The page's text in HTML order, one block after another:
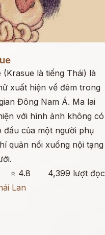
(Krasue là tiếng Thái) là
xuất hiện về đêm trong
Đông Nam Á. Ma lai
với hình ảnh không có
đầu của một người phụ
quản nối xuống nội tạng
⭐ 4.8
4,399 lượt đọc
Lan